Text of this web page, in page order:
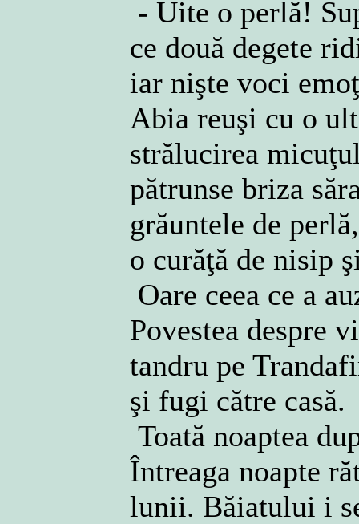
- Uite o perlă!
ce două degete
iar nişte voci
Abia reuşi cu o
strălucirea
pătrunse briza
grăuntele de
o curăţă de nisip
Oare ceea ce a
Povestea despre
tandru pe
şi fugi către casă.
Toată noaptea
Întreaga noapte
lunii. Băiatului i